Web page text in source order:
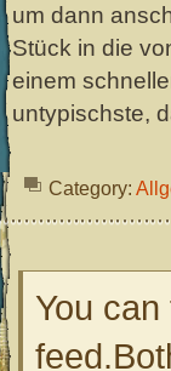
um dann
Stück in die
einem
untypischste,
Category:
You